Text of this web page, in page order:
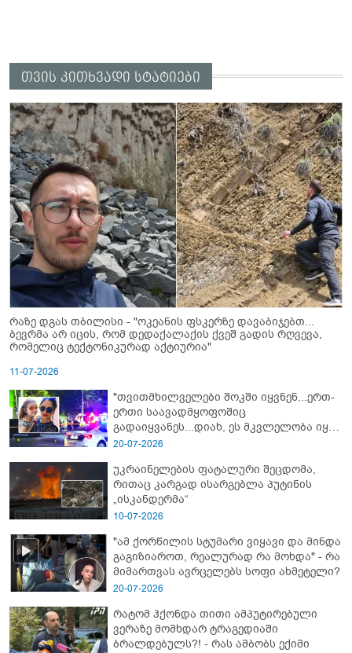
თვის კითხვადი სტატიები
რაზე დგას თბილისი - "ოკეანის ფსკერზე დავაბიჯებთ...
ბევრმა არ იცის, რომ დედაქალაქის ქვეშ გადის რღვევა,
რომელიც ტექტონიკურად აქტიურია"
11-07-2026
"თვითმხილველები შოკში იყვნენ...ერთ-
ერთი საავადმყოფოშიც
გადაიყვანეს...დიახ, ეს მკვლელობა იყო"
- გორში დატრიალებული ტრაგედიის
20-07-2026
უკრაინელების ფატალური შეცდომა,
რითაც კარგად ისარგებლა პუტინის
„ისკანდერმა“
10-07-2026
"ამ ქორწილის სტუმარი ვიყავი და მინდა
გაგიზიაროთ, რეალურად რა მოხდა" - რა
მიმართვას ავრცელებს სოფი ახმეტელი?
20-07-2026
რატომ ჰქონდა თითი ამპუტირებული
ვერაზე მომხდარ ტრაგედიაში
ბრალდებულს?! - რას ამბობს ექიმი